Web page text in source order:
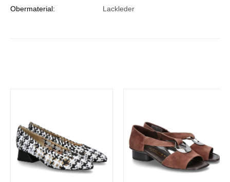
Obermaterial: Lackleder